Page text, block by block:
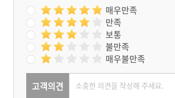
팥쥐를 죽여 새어머니에게
보내고 새어머니는 죽은 팥
쥐를 보고 놀라 기절하여 죽
고 말았다.
매우만족
만족
보통
불만족
매우불만족
고객의견